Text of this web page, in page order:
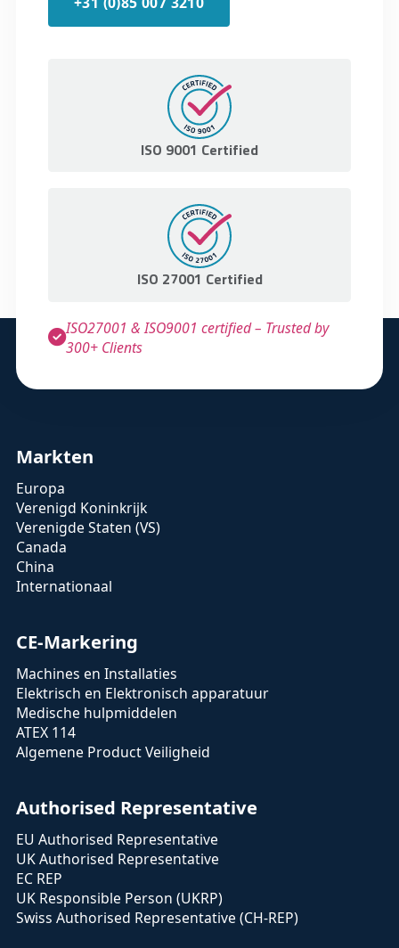
registratie zult ontvangen, maar geen
ISO 9001 Certified
ISO 27001 Certified
ISO27001 & ISO9001 certified – Trusted by
300+ Clients
Markten
Europa
Verenigd Koninkrijk
Verenigde Staten (VS)
Canada
China
Internationaal
CE-Markering
Machines en Installaties
Elektrisch en Elektronisch apparatuur
Medische hulpmiddelen
ATEX 114
Algemene Product Veiligheid
Authorised Representative
EU Authorised Representative
UK Authorised Representative
EC REP
UK Responsible Person (UKRP)
Swiss Authorised Representative (CH-REP)